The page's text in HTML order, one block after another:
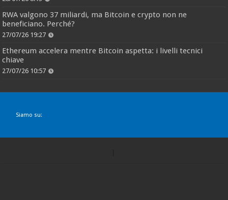
RWA valgono 37 miliardi, ma Bitcoin e crypto non ne
beneficiano. Perché?
27/07/26 19:27
Ethereum accelera mentre Bitcoin aspetta: i livelli tecnici
chiave
27/07/26 10:57
Siamo su: